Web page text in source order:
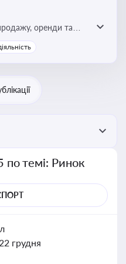
оренди та
для бізнесу,
об’єктів майна
по темі: Ринок
грудня